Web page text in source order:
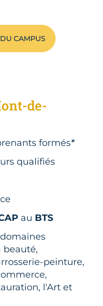
CAMPUS
de-
formés*
qualifiés
au BTS
beauté,
peinture,
l'Art et